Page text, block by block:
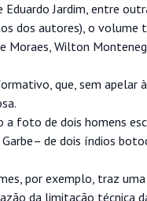
Eduardo Jardim, entre
dos autores), o volume
Moraes, Wilton
que, sem apelar
a foto de dois homens
de dois índios
por exemplo, traz
da limitação técnica